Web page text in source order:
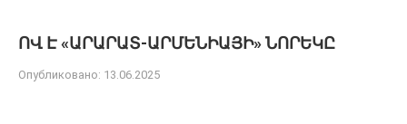
ՈՎ Է «ԱՐԱՐԱՏ-ԱՐՄԵՆԻԱՅԻ» ՆՈՐԵԿԸ
Опубликовано: 13.06.2025